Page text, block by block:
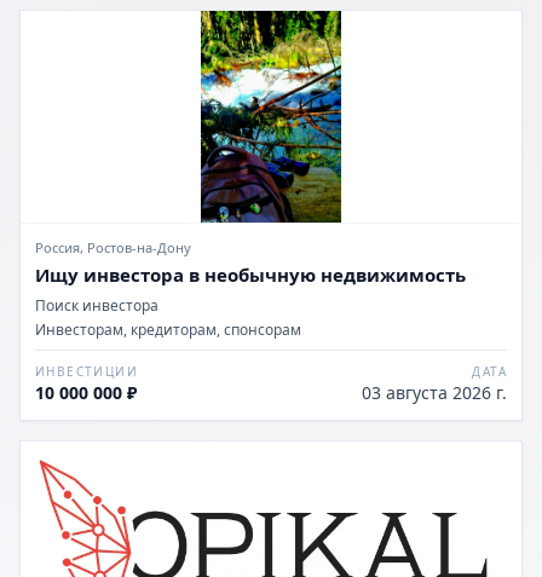
Россия, Ростов-на-Дону
Ищу инвестора в необычную недвижимость
Поиск инвестора
Инвесторам, кредиторам, спонсорам
ИНВЕСТИЦИИ
10 000 000 ₽
ДАТА
03 августа 2026 г.